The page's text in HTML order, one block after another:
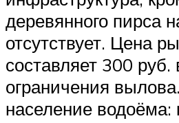
деревянного пирса
отсутствует. Цена
составляет 300 руб.
ограничения
население водоёма: